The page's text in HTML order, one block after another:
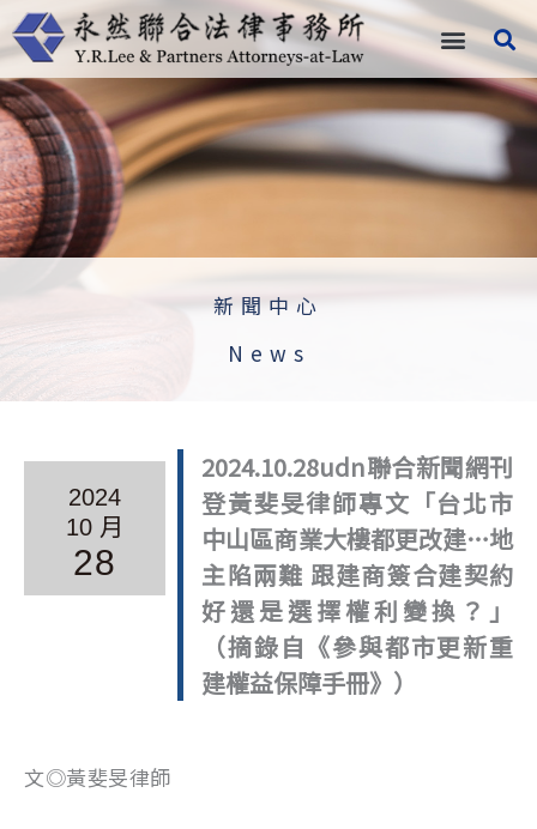
跳
至
主
要
內
容
新聞中心
News
2024
10 月
28
2024.10.28udn聯合新聞網刊
登黃斐旻律師專文「台北市
中山區商業大樓都更改建…地
主陷兩難 跟建商簽合建契約
好還是選擇權利變換？」
（摘錄自《參與都市更新重
建權益保障手冊》）
文◎黃斐旻律師